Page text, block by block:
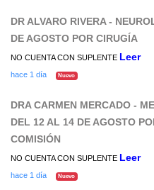
DR ALVARO RIVERA -
DE AGOSTO POR CIRUGÍA
NO CUENTA CON SUPLENTE Leer
hace 1 día Nuevo
DRA CARMEN MERCADO -
DEL 12 AL 14 DE AGOSTO
COMISIÓN
NO CUENTA CON SUPLENTE Leer
hace 1 día Nuevo